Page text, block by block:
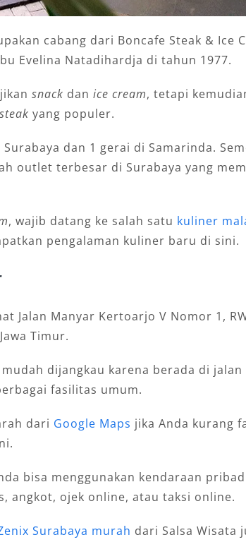
cabang dari Boncafe Steak & Ice
Evelina Natadihardja di tahun 1977.
snack dan ice cream, tetapi
steak yang populer.
dan 1 gerai di Samarinda.
outlet terbesar di Surabaya yang
, wajib datang ke salah satu kuliner
pengalaman kuliner baru di sini.
Jalan Manyar Kertoarjo V Nomor 1,
Timur.
dijangkau karena berada di jalan
fasilitas umum.
dari Google Maps jika Anda kurang
bisa menggunakan kendaraan
angkot, ojek online, atau taksi online.
Surabaya murah dari Salsa Wisata